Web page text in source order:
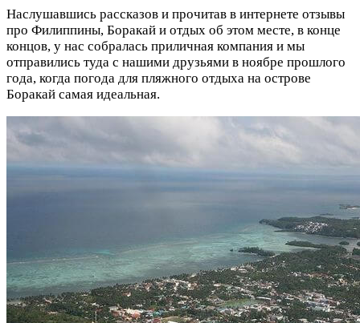
Наслушавшись рассказов и прочитав в интернете отзывы
про Филиппины, Боракай и отдых об этом месте, в конце
концов, у нас собралась приличная компания и мы
отправились туда с нашими друзьями в ноябре прошлого
года, когда погода для пляжного отдыха на острове
Боракай самая идеальная.